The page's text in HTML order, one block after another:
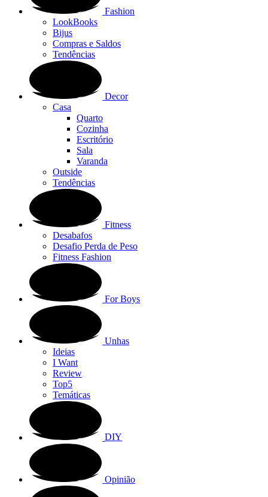
Fashion
LookBooks
Bijus
Compras e Saldos
Tendências
Decor
Casa
Quarto
Cozinha
Escritório
Sala
Varanda
Outside
Tendências
Fitness
Desabafos
Desafio Perda de Peso
Fitness Fashion
For Boys
Unhas
Ideias
I Want
Review
Top5
Temáticas
DIY
Opinião